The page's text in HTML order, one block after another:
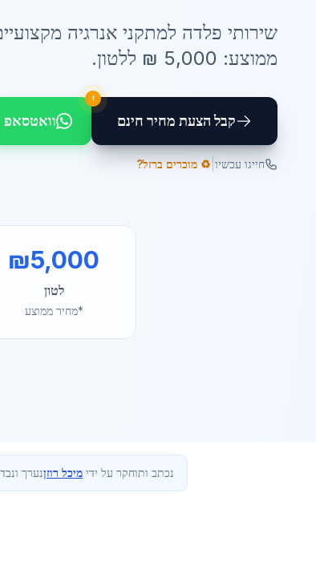
שירותי פלדה למתקני אנרגיה
ממוצע: 5,000 ₪ ללטון.
קבל הצעת מחיר חינם
!
וואטסאפ
חייגו עכשיו ♻️ מוכרים ברזל?
₪5,000
לטון
*מחיר ממוצע
נכתב ותוחקר על ידי מיכל רוזןנערך